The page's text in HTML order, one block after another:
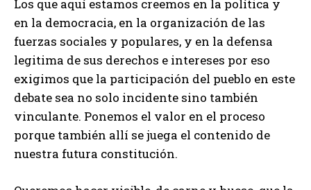
Los que aquí estamos creemos en la política y
en la democracia, en la organización de las
fuerzas sociales y populares, y en la defensa
legitima de sus derechos e intereses por eso
exigimos que la participación del pueblo en este
debate sea no solo incidente sino también
vinculante. Ponemos el valor en el proceso
porque también allí se juega el contenido de
nuestra futura constitución.